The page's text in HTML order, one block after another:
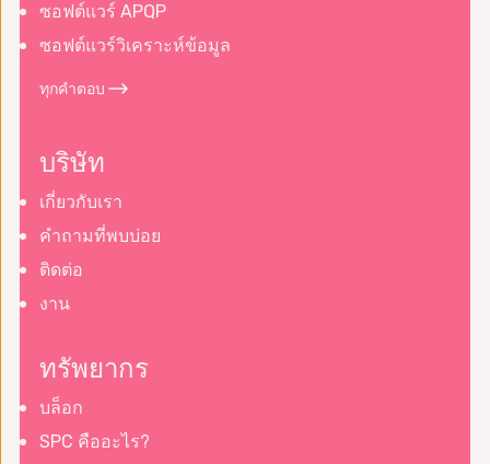
ซอฟต์แวร์ APQP
ซอฟต์แวร์วิเคราะห์ข้อมูล
ทุกคำตอบ
บริษัท
เกี่ยวกับเรา
คำถามที่พบบ่อย
ติดต่อ
งาน
ทรัพยากร
บล็อก
SPC คืออะไร?